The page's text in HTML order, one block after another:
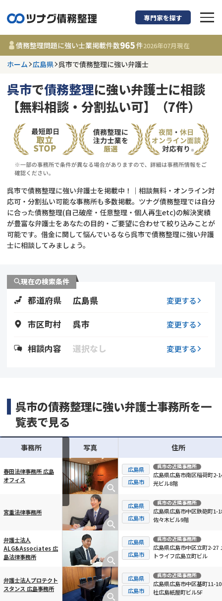
債務整理に強い弁
事務所 965
件
更新日 : 2026年07月31日
相談内容で探す
借金返済相談・交渉
任意整理
時効援用
会社破産・法人破産
費用相場
コラム
債務整理
個人再生（民事再生）
専門家を探す
債務整理問題に強い士業掲載件数965件2026年07月現在
ホーム 広島県 呉市で債務整理に強い弁護士
呉市で債務整理に強い弁護士に相談
【無料相談・分割払い可】（7件）
呉市で債務整理に強い弁護士を掲載中！｜相談無料・オンライン対
応可・分割払い可能な事務所も多数掲載。ツナグ債務整理では自分
に合った債務整理(自己破産・任意整理・個人再生etc)の解決実績
が豊富な弁護士をあなたの目的・ご要望に合わせて絞り込みことが
可能です。借金に関して悩んでいるなら呉市で債務整理に強い弁護
士に相談してみましょう。
現在の検索条件
都道府県 広島県 変更する
市区町村 呉市 変更する
相談内容 選択なし 変更する
呉市の債務整理に強い弁護士事務所を一
覧表で見る
横スクロール可能
事務所 写真 住所
春田法律事務所 広島
オフィス
広島県
広島市
呉市の近隣事務所
広島県広島市南区稲荷町2-
光ビル8階
宮重法律事務所
広島県
広島市
呉市の近隣事務所
広島県広島市中区鉄砲町1-
佐々木ビル9階
弁護士法人
ALG&Associates 広
島法律事務所
広島県
広島市
呉市の近隣事務所
広島県広島市中区立町2-27
トライフ広島立町ビル
弁護士法人プロテクト
スタンス 広島事務所
広島県
広島市
呉市の近隣事務所
広島県広島市中区基町11-
社広島紙屋町ビル5F